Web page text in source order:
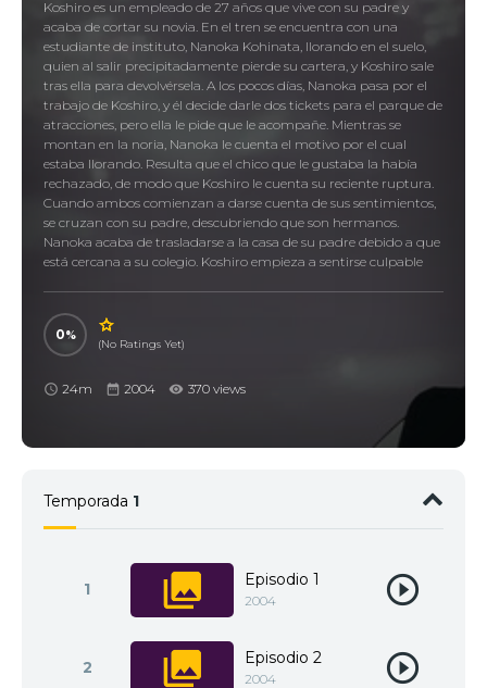
Koshiro es un empleado de 27 años que vive con su padre y
acaba de cortar su novia. En el tren se encuentra con una
estudiante de instituto, Nanoka Kohinata, llorando en el suelo,
quien al salir precipitadamente pierde su cartera, y Koshiro sale
tras ella para devolvérsela. A los pocos días, Nanoka pasa por el
trabajo de Koshiro, y él decide darle dos tickets para el parque de
atracciones, pero ella le pide que le acompañe. Mientras se
montan en la noria, Nanoka le cuenta el motivo por el cual
estaba llorando. Resulta que el chico que le gustaba la había
rechazado, de modo que Koshiro le cuenta su reciente ruptura.
Cuando ambos comienzan a darse cuenta de sus sentimientos,
se cruzan con su padre, descubriendo que son hermanos.
Nanoka acaba de trasladarse a la casa de su padre debido a que
está cercana a su colegio. Koshiro empieza a sentirse culpable
0
(No Ratings Yet)
24m 2004 370 views
Temporada 1
1 Episodio 1
2004
2 Episodio 2
2004